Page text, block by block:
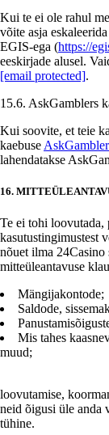
Kui te ei ole rahul
võite asja
EGIS-ega (https://
eeskirjade alusel.
[email protected].
15.6. AskGamblers
Kui soovite, et teie
kaebuse
lahendatakse
16.
Te ei tohi loovutada,
kasutustingimustest
nõuet ilma 24Casino
mitteüleantavuse
Mängijakontode;
Saldode,
Mis tahes
muud;
loovutamise,
neid õigusi üle anda
tühine.